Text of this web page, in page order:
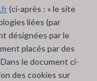
(ci-après : « le site
liées (par
désignées par le
placés par des
le document ci-
des cookies sur